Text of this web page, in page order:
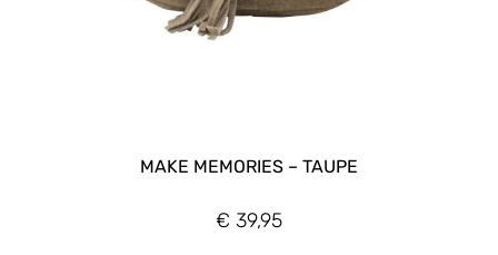
MAKE MEMORIES – TAUPE
€ 39,95